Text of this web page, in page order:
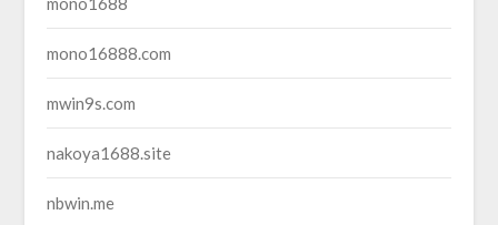
mono16888.com
mwin9s.com
nakoya1688.site
nbwin.me